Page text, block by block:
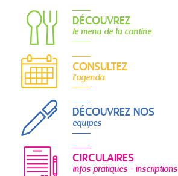
DÉCOUVREZ
le menu de la cantine
CONSULTEZ
l'agenda
DÉCOUVREZ NOS
équipes
CIRCULAIRES
infos pratiques - inscriptions